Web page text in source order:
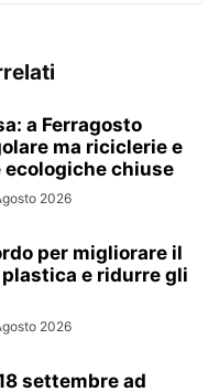
a Ferragosto
ma riciclerie e
chiuse
2026
per migliorare il
e ridurre gli
2026
settembre ad